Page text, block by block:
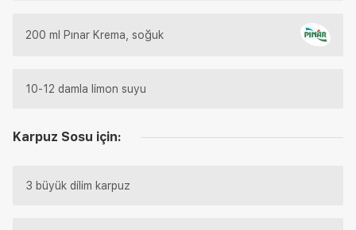
200 ml Pınar Krema, soğuk
10-12 damla limon suyu
Karpuz Sosu için:
3 büyük dilim karpuz